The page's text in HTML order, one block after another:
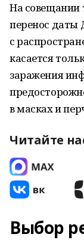
На совещании
перенос даты
с
касается
заражения
в масках и
Читайте
Выбор